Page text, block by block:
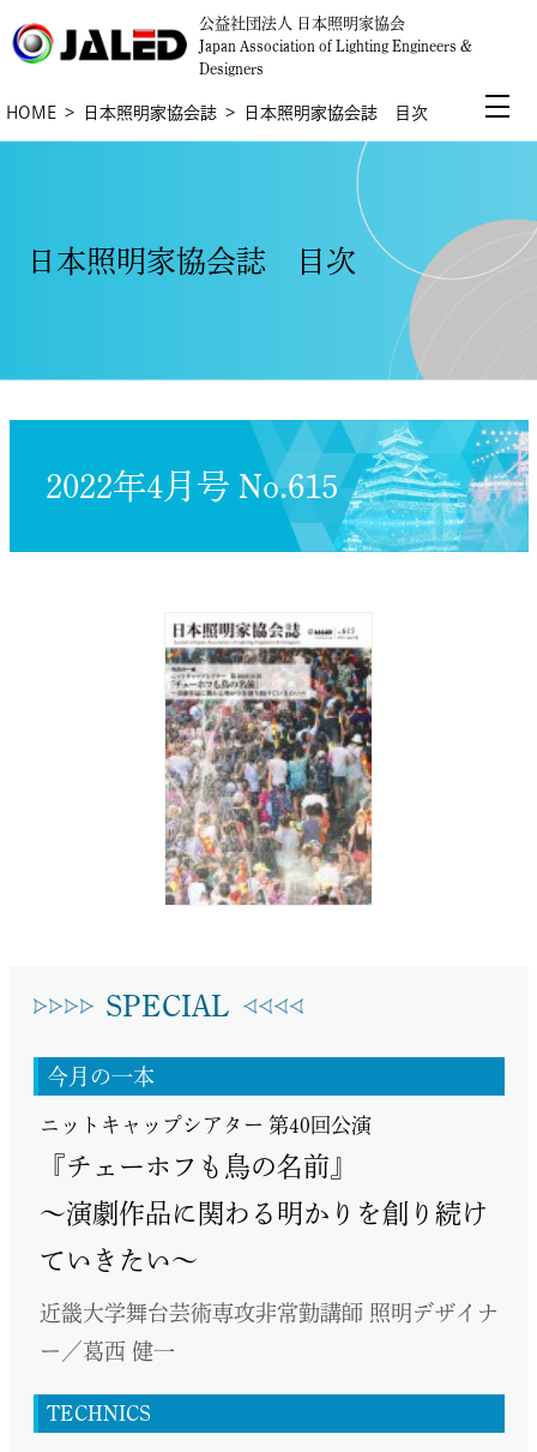
公益社団法人 日本照明家協会
Japan Association of Lighting Engineers &
Designers
HOME 日本照明家協会誌 日本照明家協会誌 目次
日本照明家協会誌 目次
2022年4月号 No.615
SPECIAL
今月の一本
ニットキャップシアター 第40回公演
『チェーホフも鳥の名前』
～演劇作品に関わる明かりを創り続け
ていきたい～
近畿大学舞台芸術専攻非常勤講師 照明デザイナ
ー／葛西 健一
TECHNICS